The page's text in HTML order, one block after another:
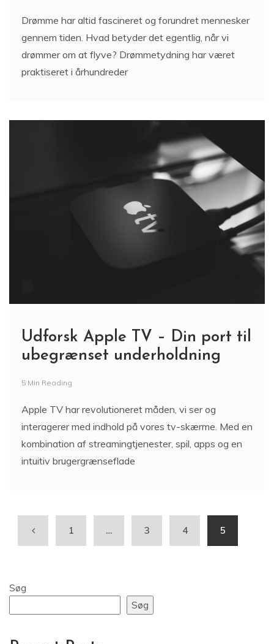
Drømme har altid fascineret og forundret mennesker
gennem tiden. Hvad betyder det egentlig, når vi
drømmer om at flyve? Drømmetydning har været
praktiseret i århundreder
Udforsk Apple TV – Din port til
ubegrænset underholdning
5 Min Reading
Apple TV har revolutioneret måden, vi ser og
interagerer med indhold på vores tv-skærme. Med en
kombination af streamingtjenester, spil, apps og en
intuitiv brugergrænseflade
1 … 3 4 5
Søg
Søg